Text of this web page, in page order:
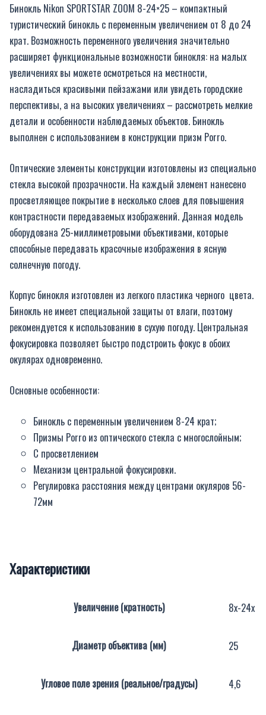
Бинокль Nikon SPORTSTAR ZOOM 8-24×25 – компактный
туристический бинокль с переменным увеличением от 8 до 24
крат. Возможность переменного увеличения значительно
расширяет функциональные возможности бинокля: на малых
увеличениях вы можете осмотреться на местности,
насладиться красивыми пейзажами или увидеть городские
перспективы, а на высоких увеличениях – рассмотреть мелкие
детали и особенности наблюдаемых объектов. Бинокль
выполнен с использованием в конструкции призм Porro.
Оптические элементы конструкции изготовлены из специально
стекла высокой прозрачности. На каждый элемент нанесено
просветляющее покрытие в несколько слоев для повышения
контрастности передаваемых изображений. Данная модель
оборудована 25-миллиметровыми объективами, которые
способные передавать красочные изображения в ясную
солнечную погоду.
Корпус бинокля изготовлен из легкого пластика черного цвета.
Бинокль не имеет специальной защиты от влаги, поэтому
рекомендуется к использованию в сухую погоду. Центральная
фокусировка позволяет быстро подстроить фокус в обоих
окулярах одновременно.
Основные особенности:
Бинокль с переменным увеличением 8-24 крат;
Призмы Porro из оптического стекла с многослойным;
С просветлением
Механизм центральной фокусировки.
Регулировка расстояния между центрами окуляров 56-
72мм
Характеристики
Увеличение (кратность) 8х-24х
Диаметр объектива (мм) 25
Угловое поле зрения (реальное/градусы) 4,6